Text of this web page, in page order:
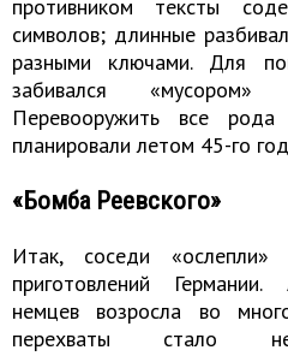
противником тексты
символов; длинные
разными ключами. Для
забивался «мусором»
Перевооружить все
планировали летом 45-го
«Бомба Реевского»
Итак, соседи
приготовлений Германии.
немцев возросла во
перехваты стало